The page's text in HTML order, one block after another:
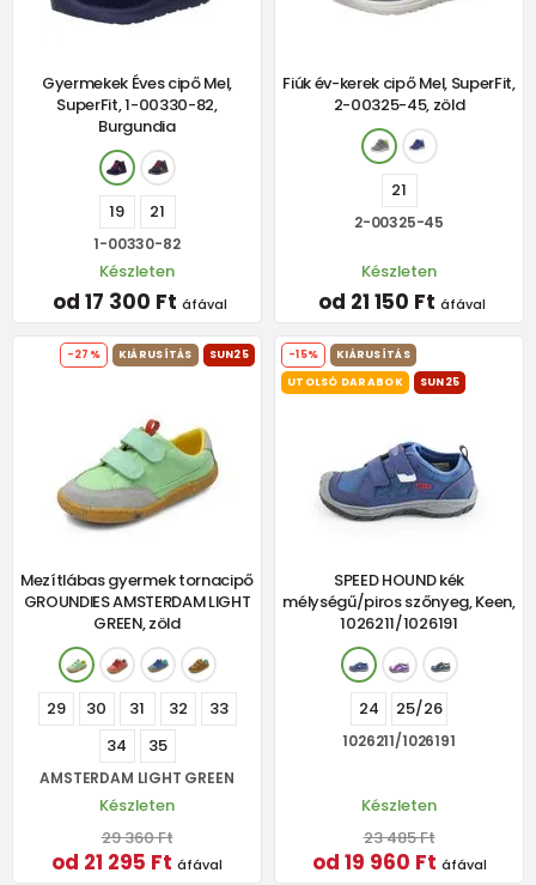
Gyermekek Éves cipő Mel,
SuperFit, 1-00330-82,
Burgundia
19 21
1-00330-82
Készleten
od 17 300 Ft áfával
Fiúk év-kerek cipő Mel, SuperFit,
2-00325-45, zöld
21
2-00325-45
Készleten
od 21 150 Ft áfával
-27% KIÁRUSÍTÁS SUN25
Mezítlábas gyermek tornacipő
GROUNDIES AMSTERDAM LIGHT
GREEN, zöld
29 30 31 32
33
34
35
AMSTERDAM LIGHT GREEN
Készleten
29 360 Ft
od 21 295 Ft áfával
-15%
KIÁRUSÍTÁS
UTOLSÓ DARABOK
SUN25
SPEED HOUND kék
mélységű/piros szőnyeg, Keen,
1026211/1026191
24 25/26
1026211/1026191
Készleten
23 485 Ft
od 19 960 Ft áfával